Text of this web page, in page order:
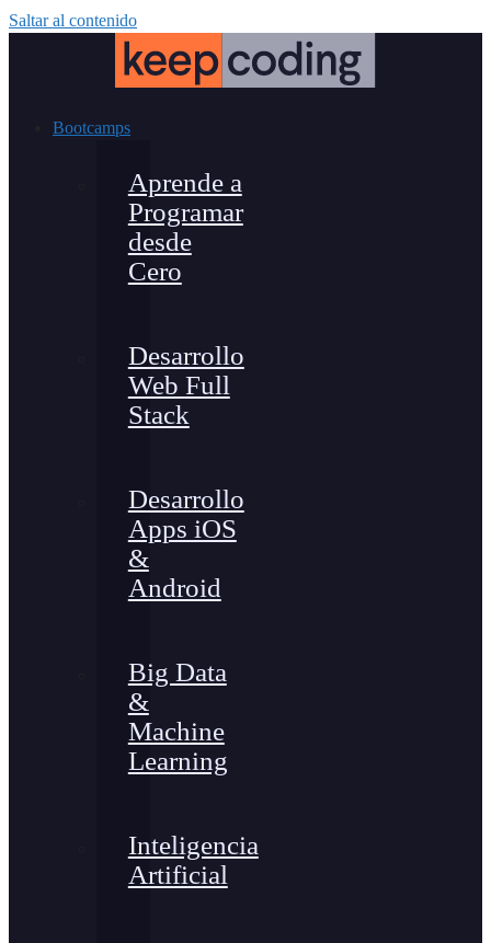
Saltar al contenido
Bootcamps
Aprende a
Programar
desde
Cero
Desarrollo
Web Full
Stack
Desarrollo
Apps iOS
&
Android
Big Data
&
Machine
Learning
Inteligencia
Artificial